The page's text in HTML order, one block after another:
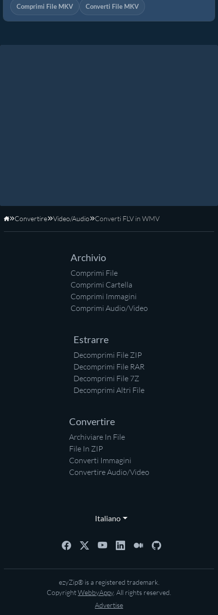
Comprimi File MKV Converti File MKV
Home
Convertire Video/Audio Converti FLV in WMV
Archivio
Comprimi File
Comprimi Cartella
Comprimi Immagini
Comprimi Audio/Video
Estrarre
Decomprimi File ZIP
Decomprimi File RAR
Decomprimi File 7Z
Decomprimi Altri File
Convertire
Archiviare In File
File In ZIP
Converti Immagini
Convertire Audio/Video
Italiano
ezyZip® is a registered trademark.
CopyrightWebbyAppy. All rights reserved.
Advertise